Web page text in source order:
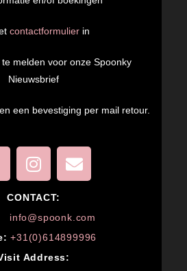
contactformulier in
melden voor onze Spoonky
Nieuwsbrief
een bevestiging per mail retour.
CONTACT:
info@spoonk.com
+31(0)614899996
Address: